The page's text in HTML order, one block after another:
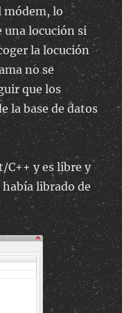
módem, lo
una locución si
la locución
no se
que los
la base de datos
C++ y es libre y
había librado de